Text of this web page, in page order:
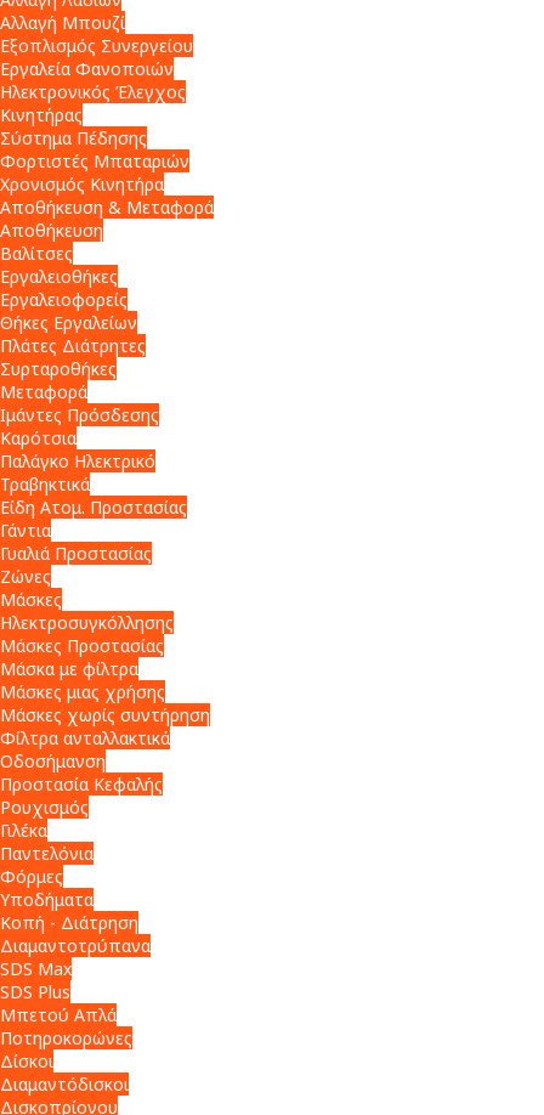
Αλλαγή Μπουζί
Εξοπλισμός Συνεργείου
Εργαλεία Φανοποιών
Ηλεκτρονικός Έλεγχος
Κινητήρας
Σύστημα Πέδησης
Φορτιστές Μπαταριών
Χρονισμός Κινητήρα
Αποθήκευση & Μεταφορά
Αποθήκευση
Βαλίτσες
Εργαλειοθήκες
Εργαλειοφορείς
Θήκες Εργαλείων
Πλάτες Διάτρητες
Συρταροθήκες
Μεταφορά
Ιμάντες Πρόσδεσης
Καρότσια
Παλάγκο Ηλεκτρικό
Τραβηκτικά
Είδη Ατομ. Προστασίας
Γάντια
Γυαλιά Προστασίας
Ζώνες
Μάσκες
Ηλεκτροσυγκόλλησης
Μάσκες Προστασίας
Μάσκα με φίλτρα
Μάσκες μιας χρήσης
Μάσκες χωρίς συντήρηση
Φίλτρα ανταλλακτικά
Οδοσήμανση
Προστασία Κεφαλής
Ρουχισμός
Γιλέκα
Παντελόνια
Φόρμες
Υποδήματα
Κοπή - Διάτρηση
Διαμαντοτρύπανα
SDS Max
SDS Plus
Μπετού Απλά
Ποτηροκορώνες
Δίσκοι
Διαμαντόδισκοι
Δισκοπρίονου